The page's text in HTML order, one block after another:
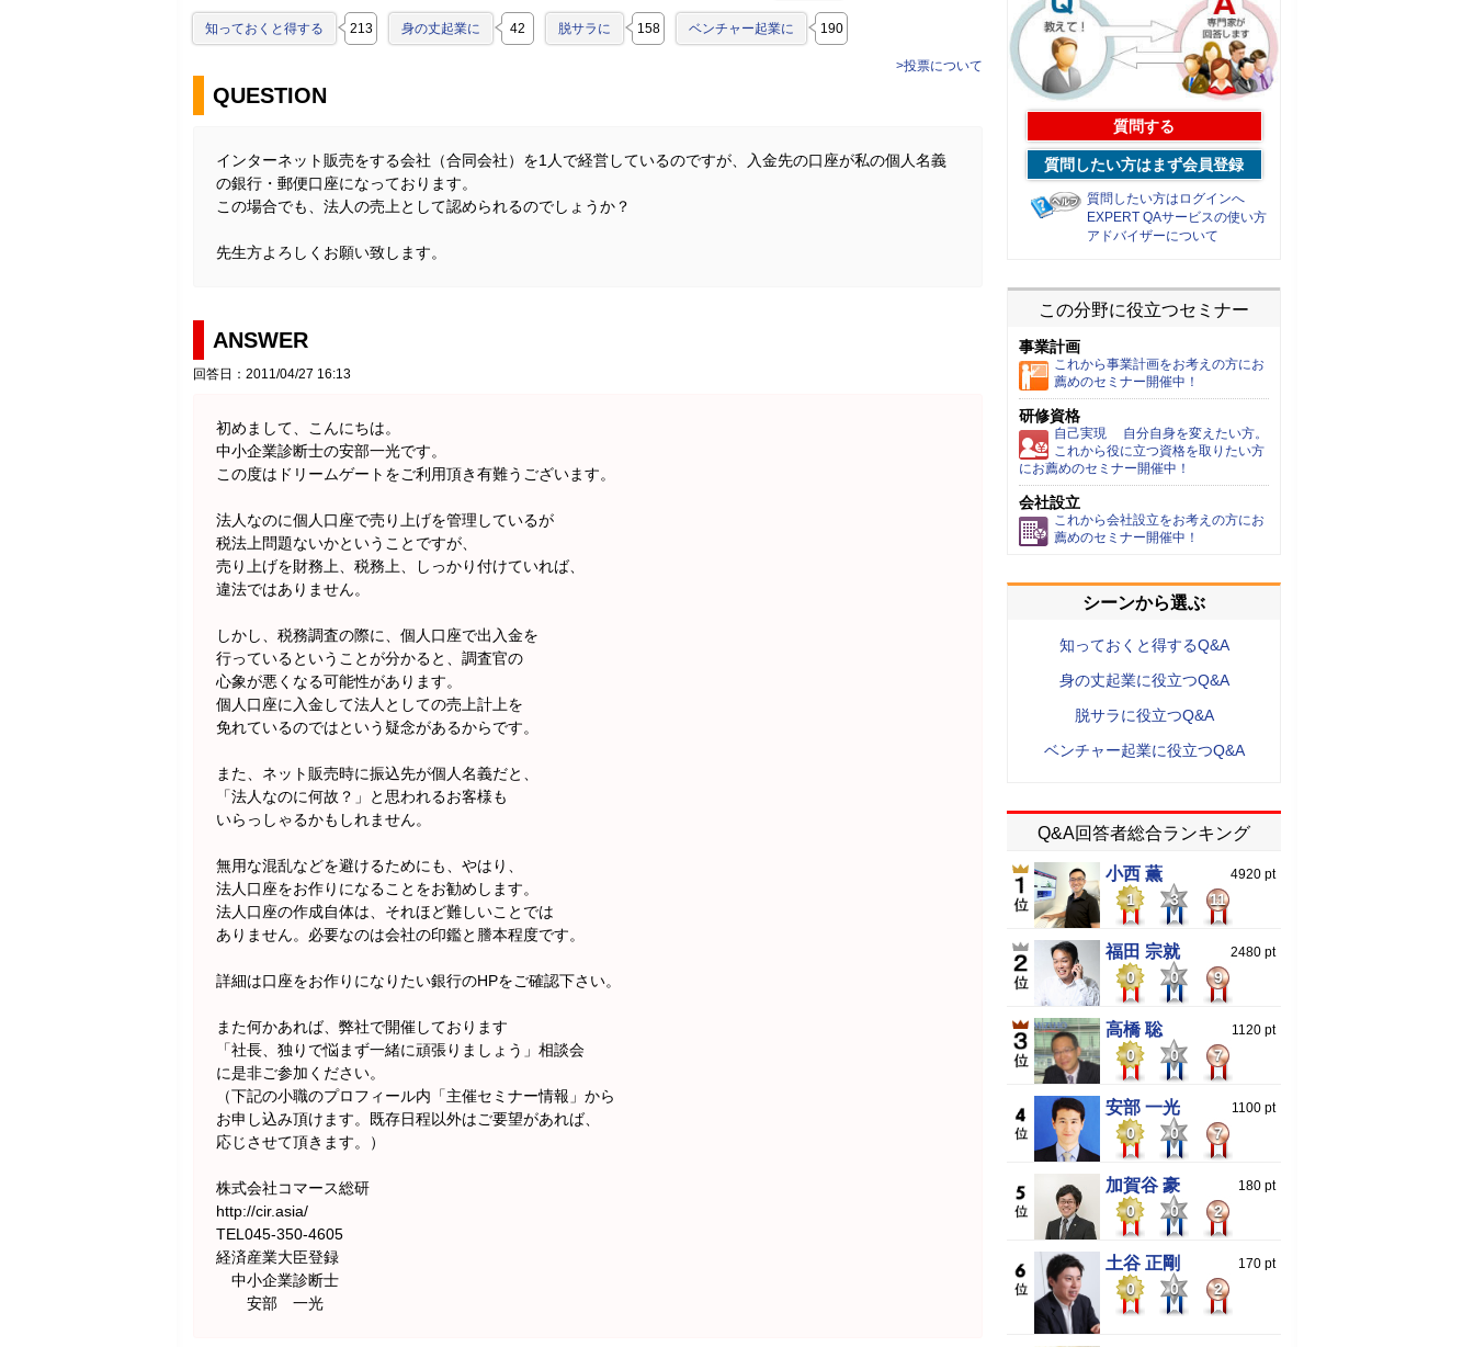
知っておくと得する 213 身の丈起業に 42 脱サラに 158 ベンチャー起業に 190
>投票について
QUESTION
インターネット販売をする会社（合同会社）を1人で経営しているのですが、入金先の口座が私の個人名義
の銀行・郵便口座になっております。
この場合でも、法人の売上として認められるのでしょうか？
先生方よろしくお願い致します。
ANSWER
回答日：2011/04/27 16:13
初めまして、こんにちは。
中小企業診断士の安部一光です。
この度はドリームゲートをご利用頂き有難うございます。
法人なのに個人口座で売り上げを管理しているが
税法上問題ないかということですが、
売り上げを財務上、税務上、しっかり付けていれば、
違法ではありません。
しかし、税務調査の際に、個人口座で出入金を
行っているということが分かると、調査官の
心象が悪くなる可能性があります。
個人口座に入金して法人としての売上計上を
免れているのではという疑念があるからです。
また、ネット販売時に振込先が個人名義だと、
「法人なのに何故？」と思われるお客様も
いらっしゃるかもしれません。
無用な混乱などを避けるためにも、やはり、
法人口座をお作りになることをお勧めします。
法人口座の作成自体は、それほど難しいことでは
ありません。必要なのは会社の印鑑と謄本程度です。
詳細は口座をお作りになりたい銀行のHPをご確認下さい。
また何かあれば、弊社で開催しております
「社長、独りで悩まず一緒に頑張りましょう」相談会
に是非ご参加ください。
（下記の小職のプロフィール内「主催セミナー情報」から
お申し込み頂けます。既存日程以外はご要望があれば、
応じさせて頂きます。）
株式会社コマース総研
http://cir.asia/
TEL045-350-4605
経済産業大臣登録
中小企業診断士
安部 一光
質問する
質問したい方はまず会員登録
質問したい方はログインへ
EXPERT QAサービスの使い方
アドバイザーについて
この分野に役立つセミナー
事業計画
これから事業計画をお考えの方にお
薦めのセミナー開催中！
研修資格
自己実現 自分自身を変えたい方。
これから役に立つ資格を取りたい方
にお薦めのセミナー開催中！
会社設立
これから会社設立をお考えの方にお
薦めのセミナー開催中！
シーンから選ぶ
知っておくと得するQ&A
身の丈起業に役立つQ&A
脱サラに役立つQ&A
ベンチャー起業に役立つQ&A
Q&A回答者総合ランキング
小西 薫 4920 pt
1 3 11
福田 宗就 2480 pt
0 0 9
高橋 聡 1120 pt
0 0 7
安部 一光 1100 pt
0 0 7
加賀谷 豪 180 pt
0 0 2
土谷 正剛 170 pt
0 0 2